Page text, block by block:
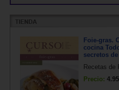
Foie-gras.
cocina
secretos
Recetas de
Precio: